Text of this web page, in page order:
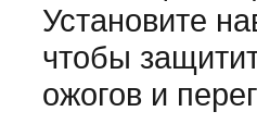
Установите
чтобы
ожогов и